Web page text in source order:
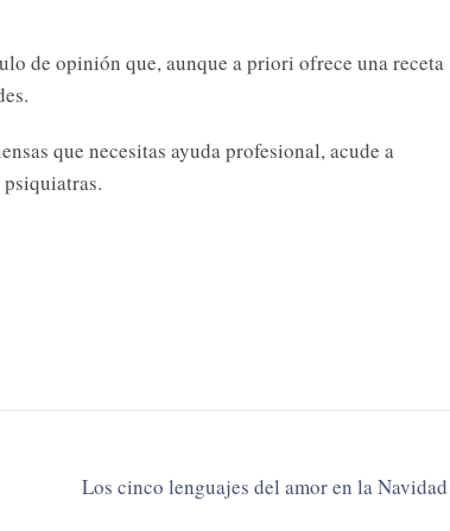
de opinión que, aunque a priori ofrece una receta
que necesitas ayuda profesional, acude a
Los cinco lenguajes del amor en la Navidad